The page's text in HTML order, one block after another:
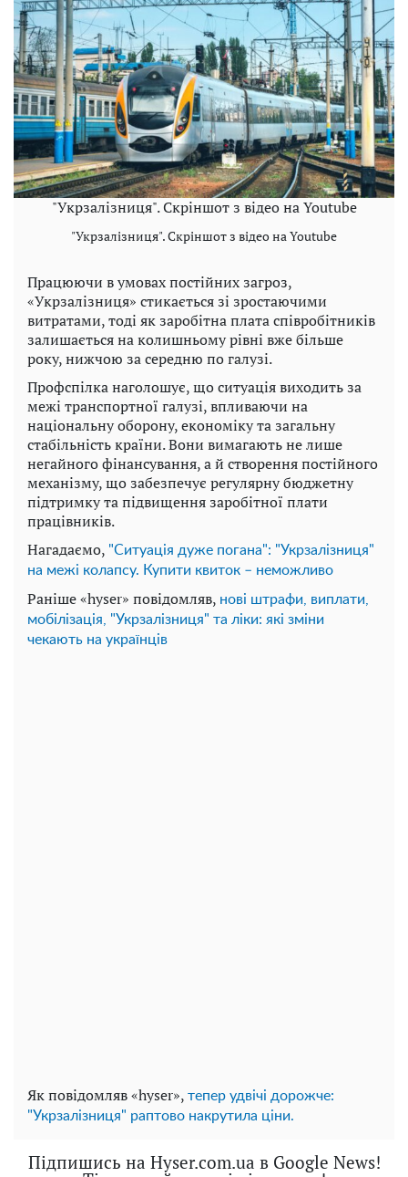
"Укрзалізниця". Скріншот з відео на Youtube
"Укрзалізниця". Скріншот з відео на Youtube
Працюючи в умовах постійних загроз,
«Укрзалізниця» стикається зі зростаючими
витратами, тоді як заробітна плата співробітників
залишається на колишньому рівні вже більше
року, нижчою за середню по галузі.
Профспілка наголошує, що ситуація виходить за
межі транспортної галузі, впливаючи на
національну оборону, економіку та загальну
стабільність країни. Вони вимагають не лише
негайного фінансування, а й створення постійного
механізму, що забезпечує регулярну бюджетну
підтримку та підвищення заробітної плати
працівників.
Нагадаємо, "Ситуація дуже погана": "Укрзалізниця"
на межі колапсу. Купити квиток – неможливо
Раніше «hyser» повідомляв, нові штрафи, виплати,
мобілізація, "Укрзалізниця" та ліки: які зміни
чекають на українців
Як повідомляв «hyser», тепер удвічі дорожче:
"Укрзалізниця" раптово накрутила ціни.
Підпишись на Hyser.com.ua в Google News!